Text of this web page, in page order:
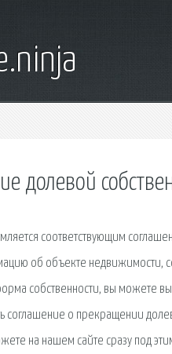
долевой
соответствующим
об объекте недвижимости,
собственности, вы можете
соглашение о прекращении
на нашем сайте сразу под